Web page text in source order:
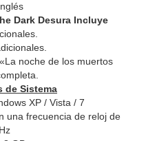
Dark Desura Incluye
noche de los muertos
de Sistema
XP / Vista / 7
una frecuencia de reloj de